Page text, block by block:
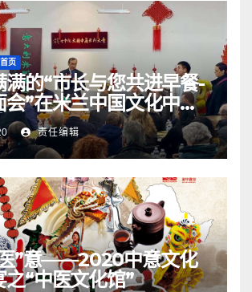
首页
满的“市长与您共进早餐-
会”在米兰中国文化中心
责任编辑
”意——2020中意文化
“中医文化馆”